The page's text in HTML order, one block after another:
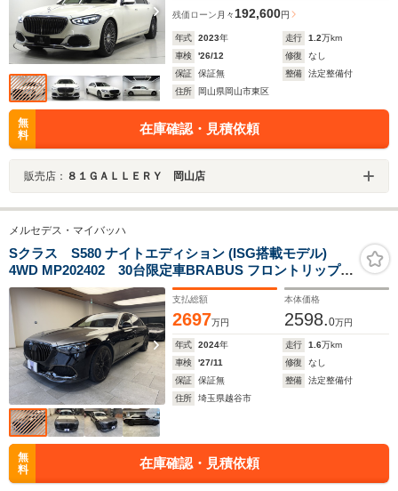
残価ローン 月々 192,600円
年式 2023年 走行 1.2万km
車検
'26/12 修復
なし
保証
保証無 整備
法定整備付
住所
岡山県岡山市東区
無
料
在庫確認・見積依頼
販売店： ８１ＧＡＬＬＥＲＹ 岡山店
メルセデス・マイバッハ
Sクラス S580 ナイトエディション (ISG搭載モデル)
4WD MP202402 30台限定車BRABUS フロントリップス
ポイラー
支払総額
2697万円
本体価格
2598.0万円
年式 2024年 走行 1.6万km
車検
'27/11 修復
なし
保証
保証無 整備
法定整備付
住所
埼玉県越谷市
無
料
在庫確認・見積依頼